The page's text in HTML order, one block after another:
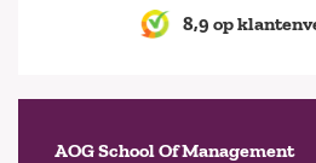
8,9 op
AOG School Of Management